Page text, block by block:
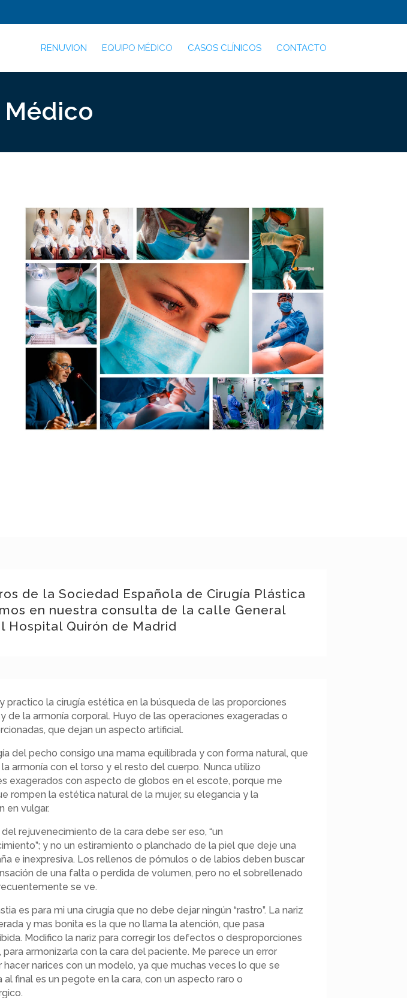
RENUVION EQUIPO MÉDICO CASOS CLÍNICOS CONTACTO
de la Sociedad Española de Cirugía Plástica
en nuestra consulta de la calle General
Hospital Quirón de Madrid
practico la cirugía estética en la búsqueda de las proporciones
de la armonía corporal. Huyo de las operaciones exageradas o
que dejan un aspecto artificial.
del pecho consigo una mama equilibrada y con forma natural, que
armonía con el torso y el resto del cuerpo. Nunca utilizo
exagerados con aspecto de globos en el escote, porque me
rompen la estética natural de la mujer, su elegancia y la
en vulgar.
del rejuvenecimiento de la cara debe ser eso, “un
y no un estiramiento o planchado de la piel que deje una
e inexpresiva. Los rellenos de pómulos o de labios deben buscar
de una falta o perdida de volumen, pero no el sobrellenado
se ve.
es para mi una cirugía que no debe dejar ningún “rastro”. La nariz
y mas bonita es la que no llama la atención, que pasa
Modifico la nariz para corregir los defectos o desproporciones
para armonizarla con la cara del paciente. Me parece un error
hacer narices con un modelo, ya que muchas veces lo que se
al final es un pegote en la cara, con un aspecto raro o